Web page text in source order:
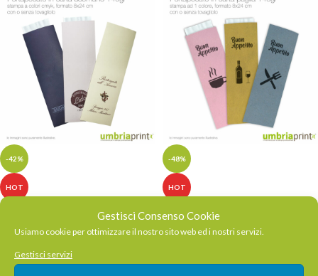
Gestisci Consenso Cookie
Usiamo cookie per ottimizzare il nostro sito web ed i nostri servizi.
Gestisci servizi
-42%
HOT
Buste Portaposate
Personalizzate in carta
-48%
HOT
Buste Portaposate
Personalizzate SLIM in